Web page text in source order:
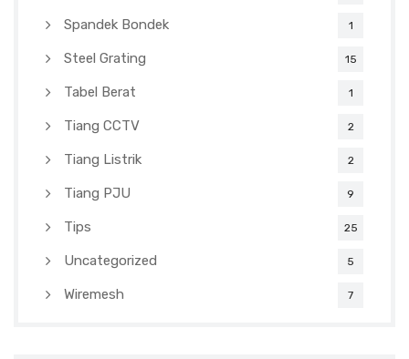
Spandek Bondek 1
Steel Grating 15
Tabel Berat 1
Tiang CCTV 2
Tiang Listrik 2
Tiang PJU 9
Tips 25
Uncategorized 5
Wiremesh 7